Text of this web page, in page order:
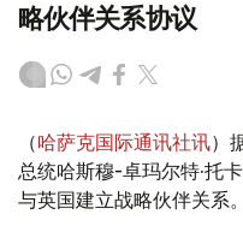
略伙伴关系协议
（哈萨克国际通讯社讯）
总统哈斯穆-卓玛尔特·托
与英国建立战略伙伴关系。